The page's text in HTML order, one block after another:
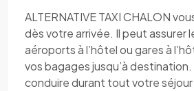
ALTERNATIVE TAXI CHALON
dès votre arrivée. Il peut assurer
aéroports à l’hôtel ou gares à
vos bagages jusqu’à
conduire durant tout votre séjour